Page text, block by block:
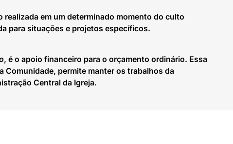
realizada em um determinado momento do culto
para situações e projetos específicos.
, é o apoio financeiro para o orçamento ordinário. Essa
Comunidade, permite manter os trabalhos da
Central da Igreja.